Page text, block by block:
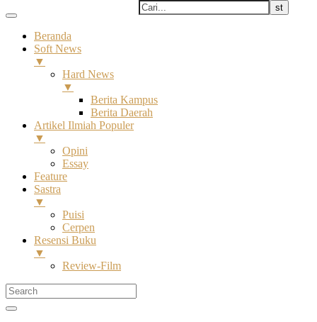
Beranda
Soft News
▼
Hard News
▼
Berita Kampus
Berita Daerah
Artikel Ilmiah Populer
▼
Opini
Essay
Feature
Sastra
▼
Puisi
Cerpen
Resensi Buku
▼
Review-Film